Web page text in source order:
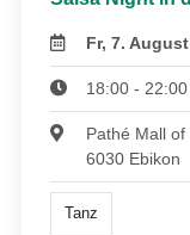
Fr, 7.
18:00 -
Pathé Mall of
6030 Ebikon
Tanz